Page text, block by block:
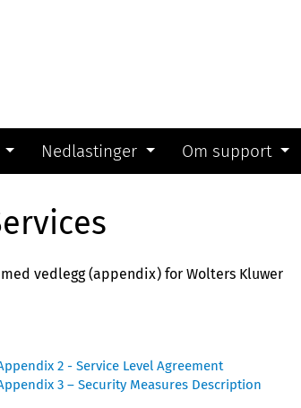
Nedlastinger Om support
vedlegg (appendix) for Wolters Kluwer
2 - Service Level Agreement
3 – Security Measures Description